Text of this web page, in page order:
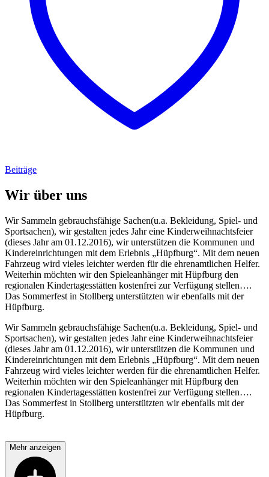
Beiträge
Wir über uns
Wir Sammeln gebrauchsfähige Sachen(u.a. Bekleidung, Spiel- und
Sportsachen), wir gestalten jedes Jahr eine Kinderweihnachtsfeier
(dieses Jahr am 01.12.2016), wir unterstützen die Kommunen und
Kindereinrichtungen mit dem Erlebnis „Hüpfburg“. Mit dem neuen
Fahrzeug wird vieles leichter werden für die ehrenamtlichen Helfer.
Weiterhin möchten wir den Spieleanhänger mit Hüpfburg den
regionalen Kindertagesstätten kostenfrei zur Verfügung stellen….
Das Sommerfest in Stollberg unterstützten wir ebenfalls mit der
Hüpfburg.
Wir Sammeln gebrauchsfähige Sachen(u.a. Bekleidung, Spiel- und
Sportsachen), wir gestalten jedes Jahr eine Kinderweihnachtsfeier
(dieses Jahr am 01.12.2016), wir unterstützen die Kommunen und
Kindereinrichtungen mit dem Erlebnis „Hüpfburg“. Mit dem neuen
Fahrzeug wird vieles leichter werden für die ehrenamtlichen Helfer.
Weiterhin möchten wir den Spieleanhänger mit Hüpfburg den
regionalen Kindertagesstätten kostenfrei zur Verfügung stellen….
Das Sommerfest in Stollberg unterstützten wir ebenfalls mit der
Hüpfburg.
Mehr anzeigen